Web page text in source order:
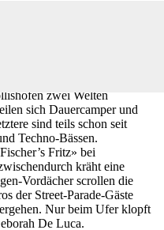
zwei Welten
sich Dauercamper und
sind teils schon seit
Techno-Bässen.
Fritz» bei
kräht eine
Vordächer scrollen die
der Street-Parade-Gäste
Nur beim Ufer klopft
De Luca.